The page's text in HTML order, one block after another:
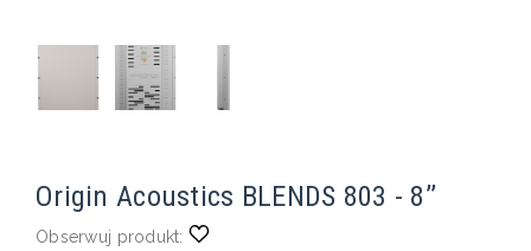
Origin Acoustics BLENDS 803 - 8’’
Obserwuj produkt: